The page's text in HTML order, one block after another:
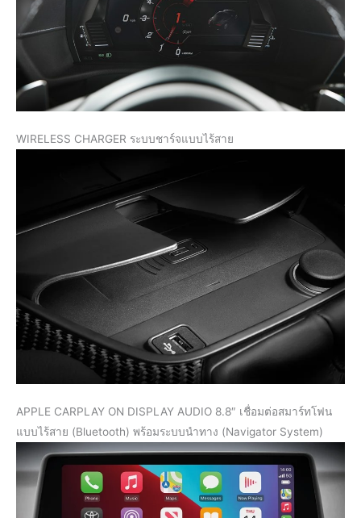
WIRELESS CHARGER ระบบชาร์จแบบไร้สาย
APPLE CARPLAY ON DISPLAY AUDIO 8.8″ เชื่อมต่อสมาร์ทโฟน
แบบไร้สาย (Bluetooth) พร้อมระบบนำทาง (Navigator System)